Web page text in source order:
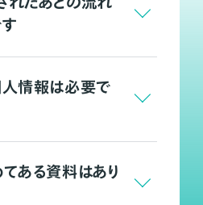
人情報は必要で
ある資料はあり